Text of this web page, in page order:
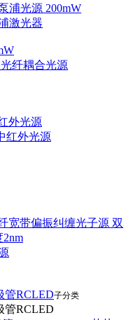
浦光源 200mW
激光器
纤耦合光源
外光源
红外光源
宽带偏振纠缠光子源 双
管RCLED子分类
管RCLED